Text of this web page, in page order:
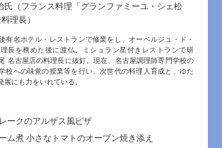
氏（フランス料理「グランファミーユ・シェ松
理長）
有名ホテル・レストランで修業をし、オーベルジュ・ド・
長を務めた後に渡仏。ミシュラン星付きレストランで研
名古屋店の料理長に抜釘。現在、名古屋調理師専門学校の
校への味覚の授業等を行い、次世代の料理人育成と、ゆた
にも力をいれている。
ークのアルザス風ピザ
ム煮 小さなトマトのオーブン焼き添え